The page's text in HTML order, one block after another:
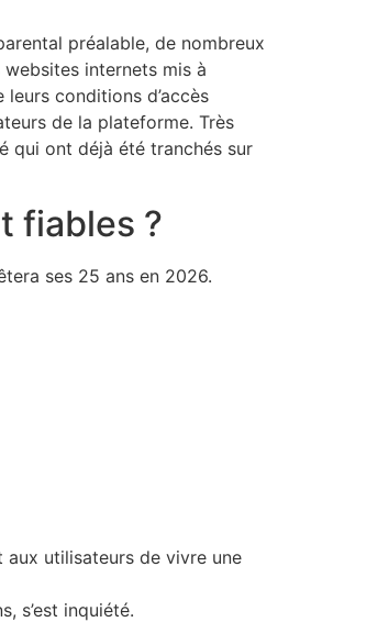
préalable, de nombreux
internets mis à
conditions d’accès
de la plateforme. Très
qui ont déjà été tranchés sur
fiables ?
ses 25 ans en 2026.
utilisateurs de vivre une
s’est inquiété.